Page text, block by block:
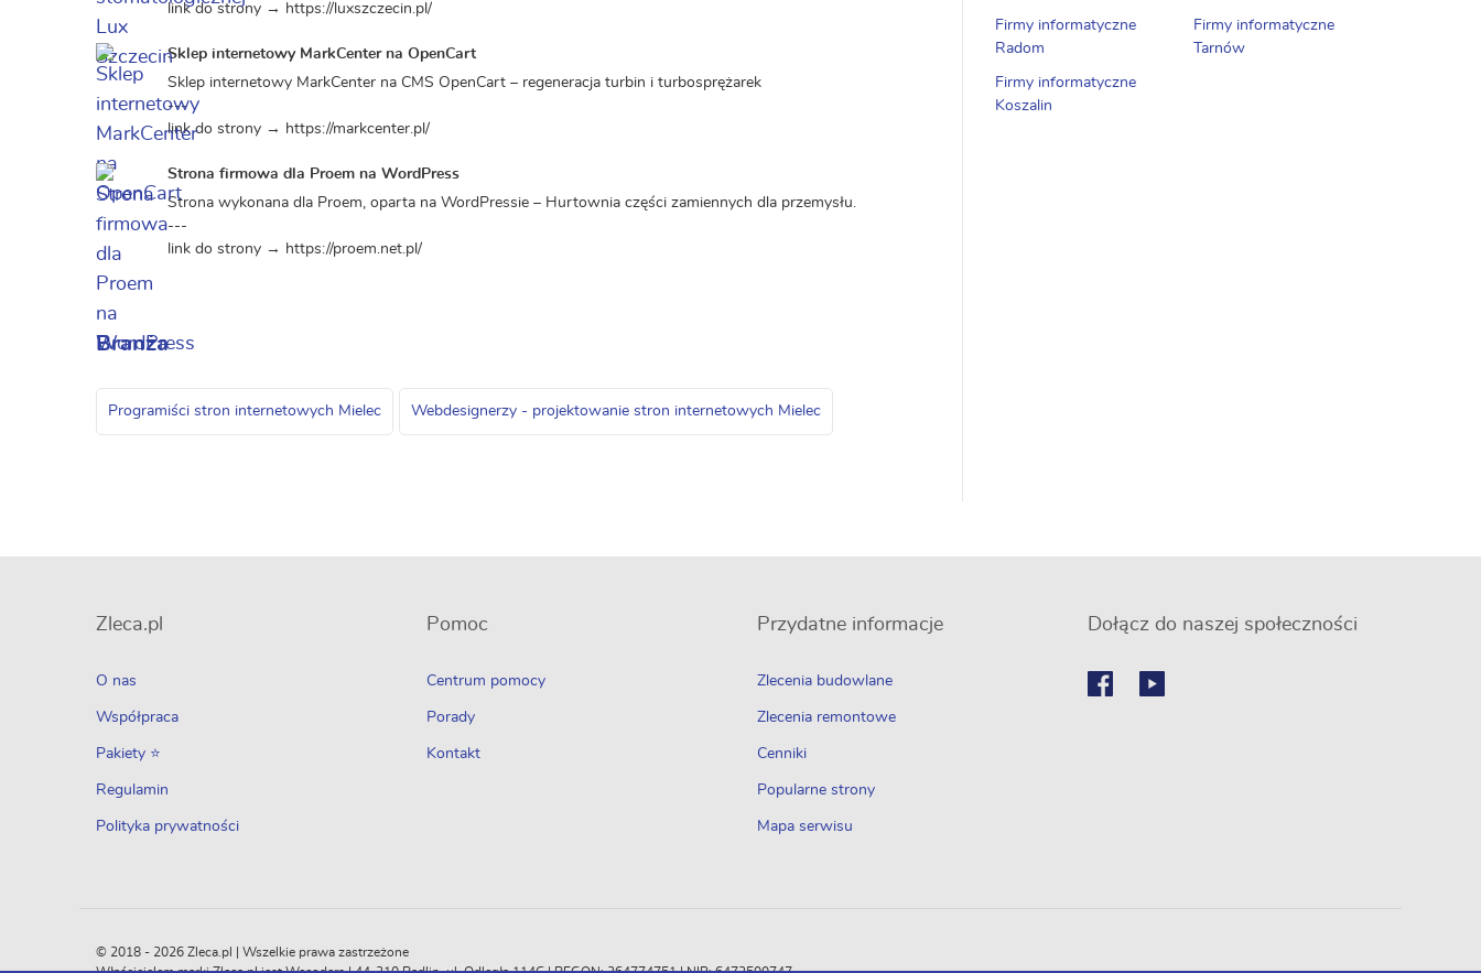
link do strony → https://luxszczecin.pl/
Sklep internetowy MarkCenter na OpenCart
Sklep internetowy MarkCenter na CMS OpenCart – regeneracja turbin i turbosprężarek
---
link do strony → https://markcenter.pl/
Strona firmowa dla Proem na WordPress
Strona wykonana dla Proem, oparta na WordPressie – Hurtownia części zamiennych dla przemysłu.
---
link do strony → https://proem.net.pl/
Branża
Programiści stron internetowych Mielec Webdesignerzy - projektowanie stron internetowych Mielec
Firmy informatyczne
Radom
Firmy informatyczne
Tarnów
Firmy informatyczne
Koszalin
Zleca.pl
O nas
Współpraca
Pakiety ⭐
Regulamin
Polityka prywatności
Pomoc
Centrum pomocy
Porady
Kontakt
Przydatne informacje
Zlecenia budowlane
Zlecenia remontowe
Cenniki
Popularne strony
Mapa serwisu
Dołącz do naszej społeczności
© 2018 - 2026 Zleca.pl | Wszelkie prawa zastrzeżone